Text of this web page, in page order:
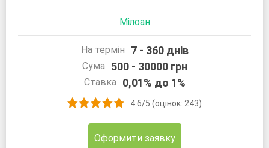
Мілоан
На термін 7 - 360 днів
Сума 500 - 30000 грн
Ставка 0,01% до 1%
4.6/5 (оцінок: 243)
Оформити заявку